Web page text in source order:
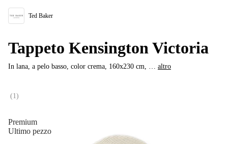
Premium
Ultimo pezzo
Ted Baker
Tappeto Kensington Victoria
In lana, a pelo basso, color crema, 160x230 cm, … altro
(1 )